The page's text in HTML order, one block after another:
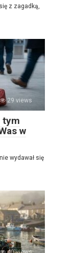
z zagadką,
29 views
tym
w
wydawał się